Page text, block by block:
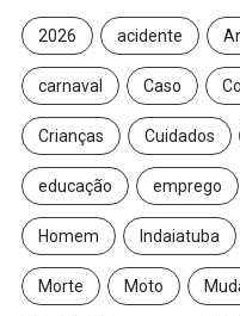
2026 acidente
carnaval Caso
Crianças Cuidados
educação emprego
Homem Indaiatuba
Morte Moto